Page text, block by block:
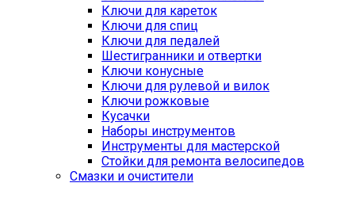
Ключи для кареток
Ключи для спиц
Ключи для педалей
Шестигранники и отвертки
Ключи конусные
Ключи для рулевой и вилок
Ключи рожковые
Кусачки
Наборы инструментов
Инструменты для мастерской
Стойки для ремонта велосипедов
Смазки и очистители